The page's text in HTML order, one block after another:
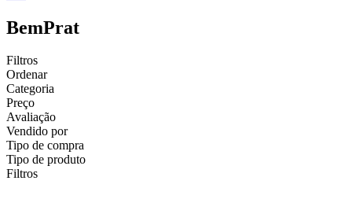
BemPrat
Filtros
Ordenar
Categoria
Preço
Avaliação
Vendido por
Tipo de compra
Tipo de produto
Filtros